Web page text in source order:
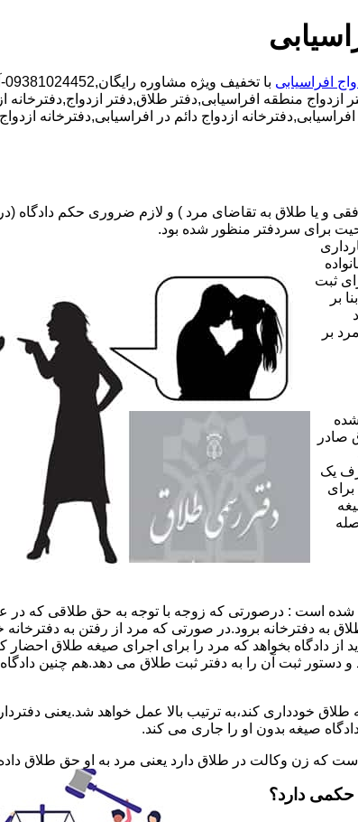
افراسیابی
ازدواج منطقه افراسیابی,دفتر طلاق,دفتر ازدواج,دفترخانه
ازدواج دائم در افراسیابی,دفترخانه
برای سردفتر منظور شده بود.
از خانواده
ثبت
بر
بر
صادر
یک
است : درصورتی که زوجه با توجه به حق طلاقی که در
به دفترخانه برود.در صورتی که مرد از رفتن به
از دادگاه بخواهد که مرد را برای اجرای صیغه طلاق
ثبت آن را به دفتر ثبت طلاق می دهد.هم چنین
خودداری کند،به ترتیب بالا عمل خواهد شد.یعنی
صیغه بدون او را جاری می کند.
است که زن وکالت در طلاق دارد یعنی مرد به او حق طلاق
دارد؟